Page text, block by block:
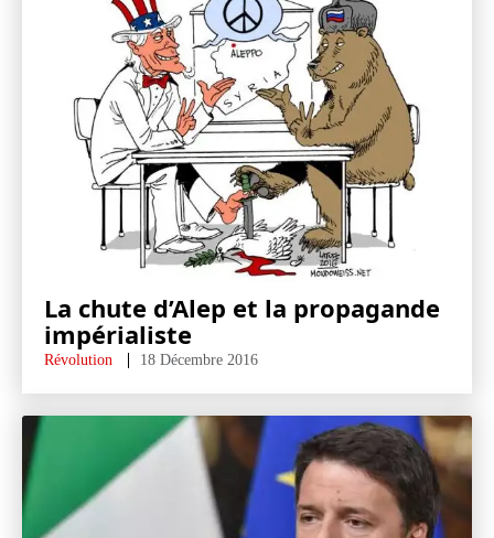
La chute d’Alep et la propagande
impérialiste
Révolution 18 Décembre 2016